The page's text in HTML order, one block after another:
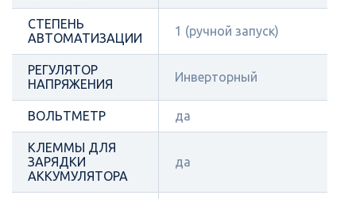
СТЕПЕНЬ
АВТОМАТИЗАЦИИ
1 (ручной запуск)
РЕГУЛЯТОР
НАПРЯЖЕНИЯ
Инверторный
ВОЛЬТМЕТР да
КЛЕММЫ ДЛЯ
ЗАРЯДКИ
АККУМУЛЯТОРА
да